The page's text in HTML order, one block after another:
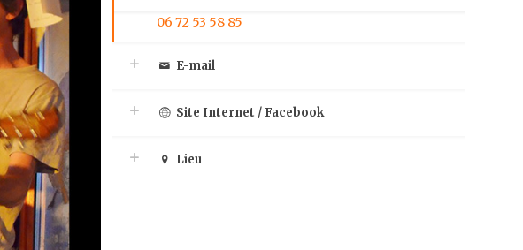
06 72 53 58 85
E-mail
Site Internet / Facebook
Lieu